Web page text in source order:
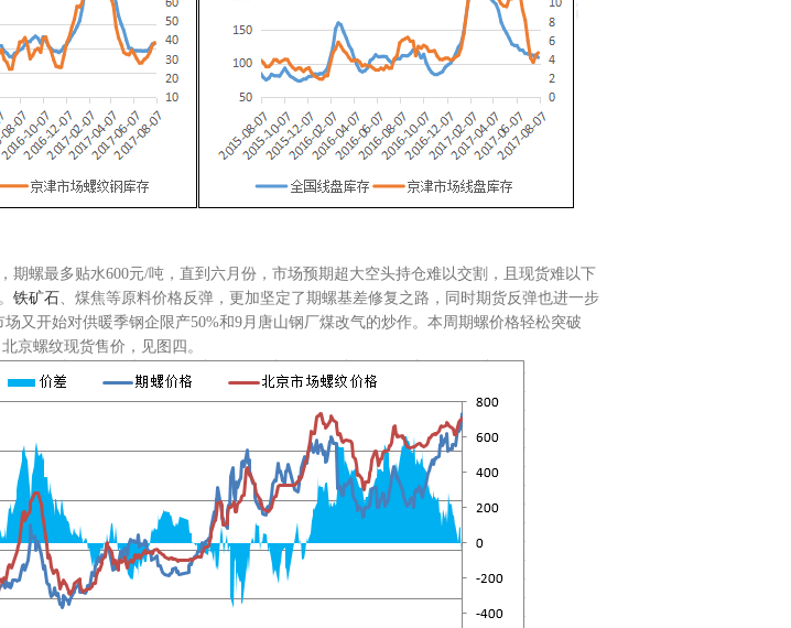
期螺最多贴水600元/吨，直到六月份，市场预期超大空头持仓难以交割，且现货难以下
铁矿石 、煤焦等原料价格反弹，更加坚定了期螺基差修复之路，同时期货反弹也进一步
又开始对供暖季钢企限产50%和9月唐山钢厂煤改气的炒作。本周期螺价格轻松突破
京螺纹现货售价，见图四。